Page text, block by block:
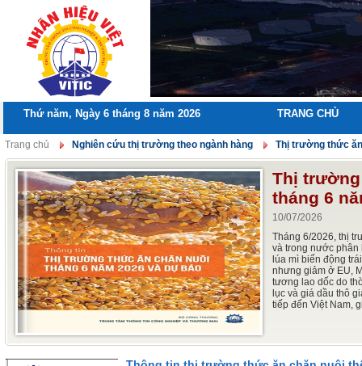
Thứ năm, Ngày 6 tháng 8 năm 2026 TRANG CHỦ
Trang chủ Nghiên cứu thị trường theo ngành hàng Thị trường thức
Thị
tháng 6
10/07/2026
Tháng 6/2026, thị
và trong nước phân
lúa mì biến động
nhưng giảm ở EU,
tương lao dốc do
lục và giá dầu thô
tiếp đến Việt Nam,